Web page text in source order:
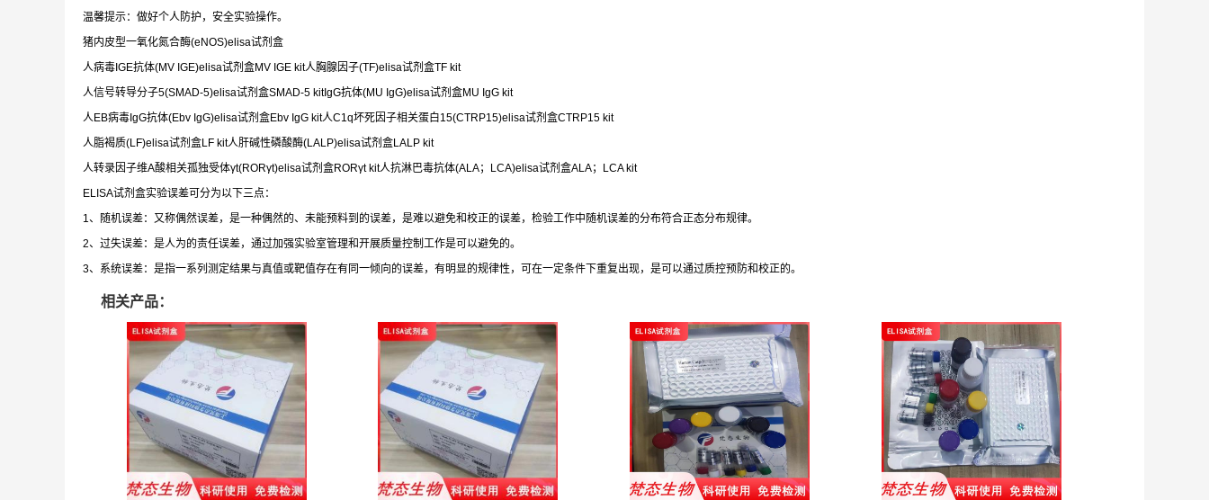
温馨提示：做好个人防护，安全实验操作。
猪内皮型一氧化氮合酶(eNOS)elisa试剂盒
人病毒IGE抗体(MV IGE)elisa试剂盒MV IGE kit人胸腺因子(TF)elisa试剂盒TF kit
人信号转导分子5(SMAD-5)elisa试剂盒SMAD-5 kitIgG抗体(MU IgG)elisa试剂盒MU IgG kit
人EB病毒IgG抗体(Ebv IgG)elisa试剂盒Ebv IgG kit人C1q坏死因子相关蛋白15(CTRP15)elisa试剂盒CTRP15 kit
人脂褐质(LF)elisa试剂盒LF kit人肝碱性磷酸酶(LALP)elisa试剂盒LALP kit
人转录因子维A酸相关孤独受体γt(RORγt)elisa试剂盒RORγt kit人抗淋巴毒抗体(ALA；LCA)elisa试剂盒ALA；LCA kit
ELISA试剂盒实验误差可分为以下三点：
1、随机误差：又称偶然误差，是一种偶然的、未能预料到的误差，是难以避免和校正的误差，检验工作中随机误差的分布符合正态分布规律。
2、过失误差：是人为的责任误差，通过加强实验室管理和开展质量控制工作是可以避免的。
3、系统误差：是指一系列测定结果与真值或靶值存在有同一倾向的误差，有明显的规律性，可在一定条件下重复出现，是可以通过质控预防和校正的。
相关产品：